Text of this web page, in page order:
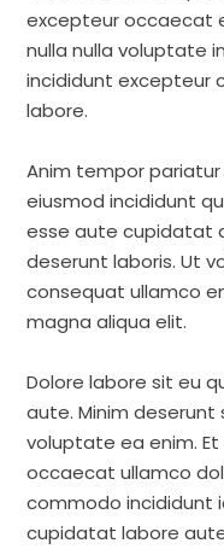
excepteur occaecat
nulla nulla voluptate
incididunt excepteur
labore.
Anim tempor
eiusmod incididunt
esse aute cupidatat
deserunt laboris. Ut
consequat ullamco
magna aliqua elit.
Dolore labore sit eu
aute. Minim
voluptate ea enim. Et
occaecat ullamco
commodo incididunt
cupidatat labore